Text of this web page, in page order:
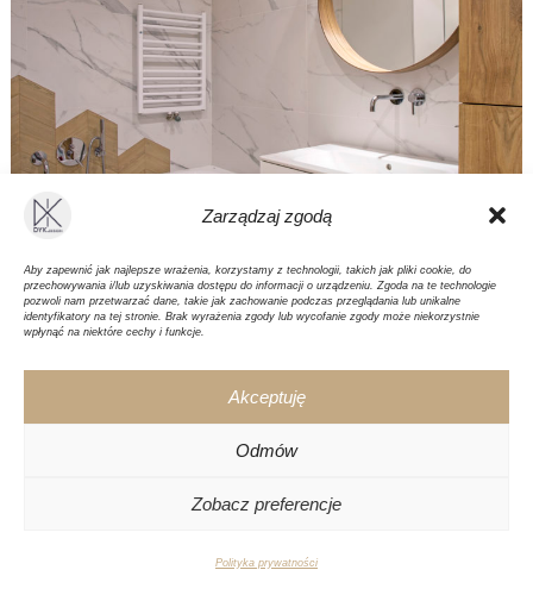
Zarządzaj zgodą
Aby zapewnić jak najlepsze wrażenia, korzystamy z technologii, takich jak pliki cookie, do
przechowywania i/lub uzyskiwania dostępu do informacji o urządzeniu. Zgoda na te technologie
pozwoli nam przetwarzać dane, takie jak zachowanie podczas przeglądania lub unikalne
identyfikatory na tej stronie. Brak wyrażenia zgody lub wycofanie zgody może niekorzystnie
wpłynąć na niektóre cechy i funkcje.
Akceptuję
Odmów
Zobacz preferencje
Polityka prywatności